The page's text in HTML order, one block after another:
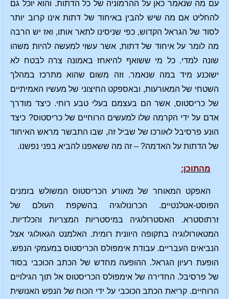
עם מה שנאמר כאן על ההרמוניה של כל הדתות. והוא יוכל גם
להחליט אם מה שיש להבין באיחוד של דתות אינו קרוב יותר
לסוד של הגראל הקדוש, כפי שניסינו לתאר אותו, ואז יש הרבה
מה לומר על איחוד של דתות, אשר עשוי למעשה להיות משהו
שונה למדי. כל מי ששואף להיאחז באמונה צרה לבטח לא
ישוכנע מיד במה שנאמר. וזה משום שהוא מתרכז במהלך
השטחי של המאורעות, ובאספקט החיצוני של מעשיו האמיתיים
של כריסטוס, אשר הם בעצמם בעלי טבע רוחי. כיצד מודרך
אדם על ידי הקרמה שלו למעשים הרוחיים של כריסטוס? כיצד
הונע פרסיבל לאורכו של שביל זה, שבו התבשר מראש האיחוד
של הדתות על האדמה? – זה מה ששאפנו להביא בפני נפשנו.
מהתוכן:
האפקט המאוחר של מאורע הכריסטוס המשולש בזמנים
הפוסט-אטלנטיים. הכרונולוגיה בהשקפת העולם של
זרתוסטרא. האסטרולוגיה במיסטריות המצריות והכלדיות.
המטאורולוגיה בתקופה היוונית רומית. האלמנט הגאולוגי אצל
הנביאים העבריים. עבודת אימפולס הכריסטוס במעמקי הנפש.
הופעת רעיון הגראל. ההופעה מחדש של הכתב הכוכבי בסוד
של פרסיבל. החדירה של אימפולס הכריסטוס אל תוך הגילויים
הרוחיים. קריאת הכתב הכוכבי על ידי הכוח של הנפש האנושית